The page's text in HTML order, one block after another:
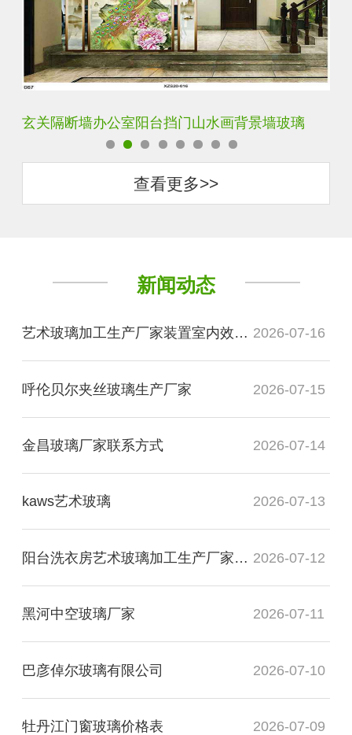
山水画背景墙玻璃 轻奢装饰艺术入户电视玻璃背
查看更多>>
新闻动态
艺术玻璃加工生产厂家装置室内效果图 2026-07-16
呼伦贝尔夹丝玻璃生产厂家 2026-07-15
金昌玻璃厂家联系方式 2026-07-14
kaws艺术玻璃 2026-07-13
阳台洗衣房艺术玻璃加工生产厂家玻璃 2026-07-12
黑河中空玻璃厂家 2026-07-11
巴彦倬尔玻璃有限公司 2026-07-10
牡丹江门窗玻璃价格表 2026-07-09